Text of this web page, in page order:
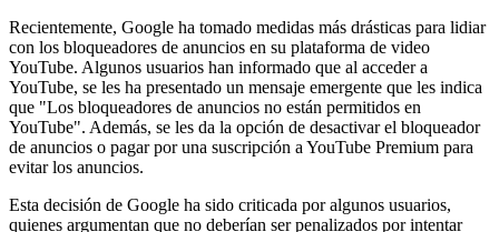
Recientemente, Google ha tomado medidas más drásticas para lidiar
con los bloqueadores de anuncios en su plataforma de video
YouTube. Algunos usuarios han informado que al acceder a
YouTube, se les ha presentado un mensaje emergente que les indica
que "Los bloqueadores de anuncios no están permitidos en
YouTube". Además, se les da la opción de desactivar el bloqueador
de anuncios o pagar por una suscripción a YouTube Premium para
evitar los anuncios.
Esta decisión de Google ha sido criticada por algunos usuarios,
quienes argumentan que no deberían ser penalizados por intentar